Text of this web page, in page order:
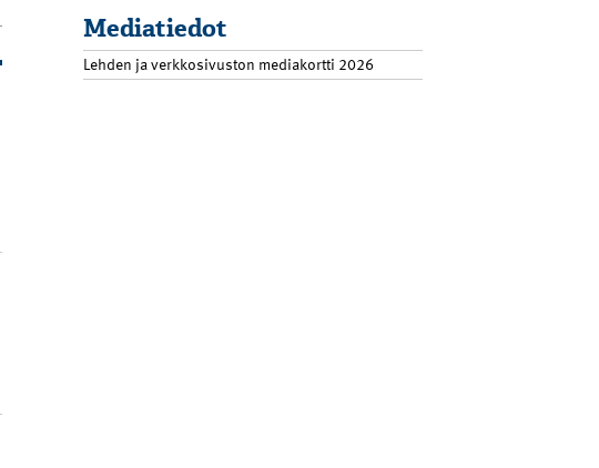
Mediatiedot
Lehden ja verkkosivuston mediakortti 2026